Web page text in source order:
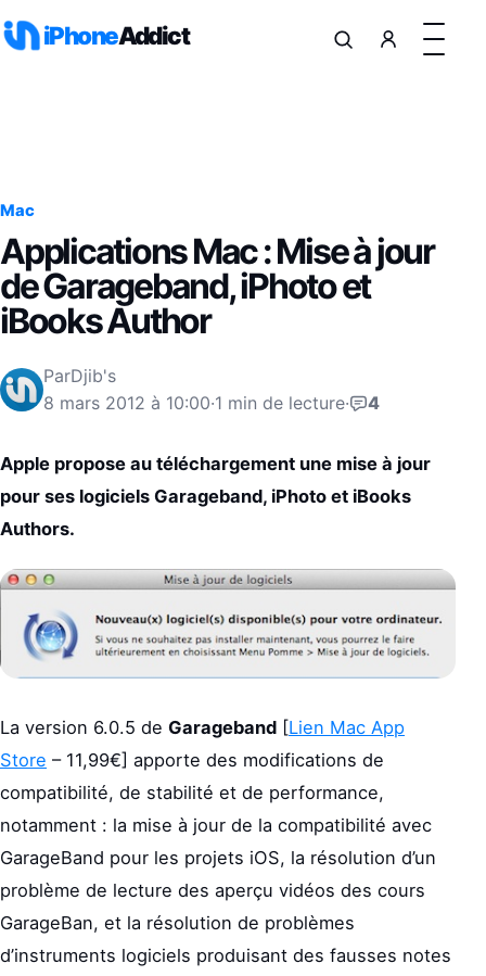
iPhoneAddict
Mac
Applications Mac : Mise à jour
de Garageband, iPhoto et
iBooks Author
ParDjib's
8 mars 2012 à 10:00·1 min de lecture· 4
Apple propose au téléchargement une mise à jour
pour ses logiciels Garageband, iPhoto et iBooks
Authors.
La version 6.0.5 de Garageband [Lien Mac App
Store – 11,99€] apporte des modifications de
compatibilité, de stabilité et de performance,
notamment : la mise à jour de la compatibilité avec
GarageBand pour les projets iOS, la résolution d’un
problème de lecture des aperçu vidéos des cours
GarageBan, et la résolution de problèmes
d’instruments logiciels produisant des fausses notes